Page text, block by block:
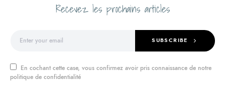
Recevez les prochains articles
SUBSCRIBE
En cochant cette case, vous confirmez avoir pris connaissance de notre
politique de confidentialité